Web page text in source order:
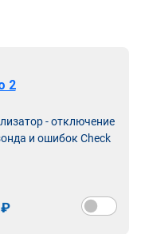
2
- отключение
и ошибок Check